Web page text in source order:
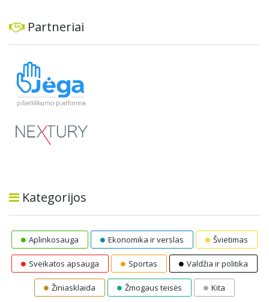
Partneriai
Kategorijos
Aplinkosauga Ekonomika ir verslas Švietimas
Sveikatos apsauga Sportas Valdžia ir politika
Žiniasklaida Žmogaus teisės Kita